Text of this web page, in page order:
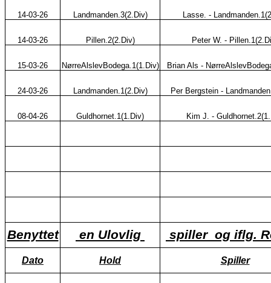
14-03-26 Landmanden.3(2.Div) Lasse. -
14-03-26 Pillen.2(2.Div) Peter W. -
15-03-26 NørreAlslevBodega.1(1.Div) Brian Als -
24-03-26 Landmanden.1(2.Div) Per Bergstein -
08-04-26 Guldhornet.1(1.Div) Kim J. -
Benyttet en Ulovlig spiller og iflg.
Dato Hold Spiller